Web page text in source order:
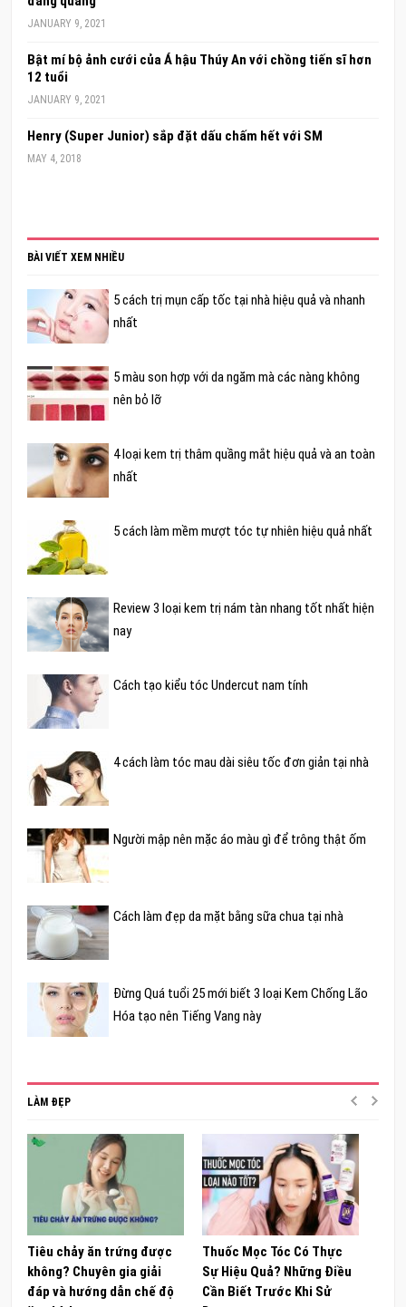
JANUARY 9, 2021
Bật mí bộ ảnh cưới của Á hậu Thúy An với chồng tiến sĩ hơn
12 tuổi
JANUARY 9, 2021
Henry (Super Junior) sắp đặt dấu chấm hết với SM
MAY 4, 2018
BÀI VIẾT XEM NHIỀU
5 cách trị mụn cấp tốc tại nhà hiệu quả và nhanh
nhất
5 màu son hợp với da ngăm mà các nàng không
nên bỏ lỡ
4 loại kem trị thâm quầng mắt hiệu quả và an toàn
nhất
5 cách làm mềm mượt tóc tự nhiên hiệu quả nhất
Review 3 loại kem trị nám tàn nhang tốt nhất hiện
nay
Cách tạo kiểu tóc Undercut nam tính
4 cách làm tóc mau dài siêu tốc đơn giản tại nhà
Người mập nên mặc áo màu gì để trông thật ốm
Cách làm đẹp da mặt bằng sữa chua tại nhà
Đừng Quá tuổi 25 mới biết 3 loại Kem Chống Lão
Hóa tạo nên Tiếng Vang này
LÀM ĐẸP
Tiêu chảy ăn trứng được
không? Chuyên gia giải
đáp và hướng dẫn chế độ
Thuốc Mọc Tóc Có Thực
Sự Hiệu Quả? Những Điều
Cần Biết Trước Khi Sử